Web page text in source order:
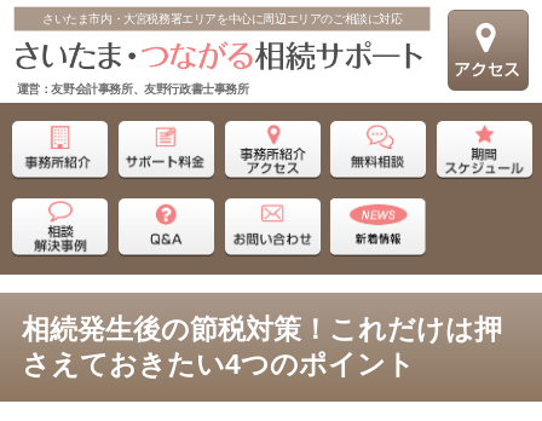
さいたま市内・大宮税務署エリアを中心に周辺エリアのご相談に対応
運営：友野会計事務所、友野行政書士事務所
相続発生後の節税対策！これだけは押
さえておきたい4つのポイント